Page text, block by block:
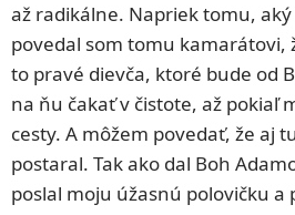
až radikálne. Napriek tomu,
povedal som tomu kamarátovi,
to pravé dievča, ktoré bude od
na ňu čakať v čistote, až pokiaľ
cesty. A môžem povedať, že aj
postaral. Tak ako dal Boh
poslal moju úžasnú polovičku a